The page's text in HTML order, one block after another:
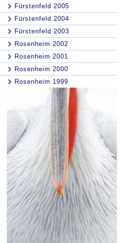
Fürstenfeld 2005
Fürstenfeld 2004
Fürstenfeld 2003
Rosenheim 2002
Rosenheim 2001
Rosenheim 2000
Rosenheim 1999